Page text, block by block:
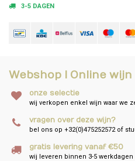
3-5 DAGEN
Webshop I Online
onze selectie
wij verkopen enkel wijn waar we
vragen over deze wijn?
bel ons op +32(0)475252572 of
gratis levering vanaf €50
wij leveren binnen 3-5 werkdagen